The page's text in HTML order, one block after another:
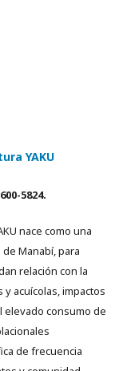
YAKU
5824.
nace como una
Manabí, para
relación con la
acuícolas, impactos
elevado consumo de
de frecuencia